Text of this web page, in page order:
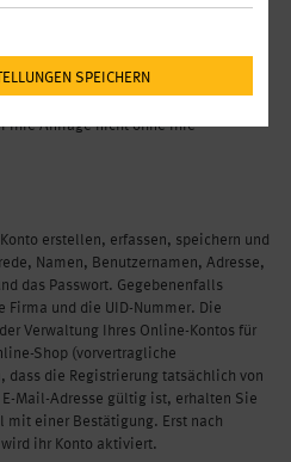
SPEICHERN
Anfrage zwecks Bearbeitung dieser
bei uns gespeichert (vorvertragliche
Diese Daten geben wir an
die Bearbeitung der Anfrage weiter,
deren Beantwortung erforderlich ist.
Ihre Anfrage nicht ohne Ihre
erstellen, erfassen, speichern und
Namen, Benutzernamen, Adresse,
das Passwort. Gegebenenfalls
Firma und die UID-Nummer. Die
Verwaltung Ihres Online-Kontos für
Shop (vorvertragliche
dass die Registrierung tatsächlich von
E-Mail-Adresse gültig ist, erhalten Sie
mit einer Bestätigung. Erst nach
ihr Konto aktiviert.